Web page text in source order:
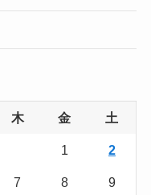
木 金 土
1 2
7 8 9